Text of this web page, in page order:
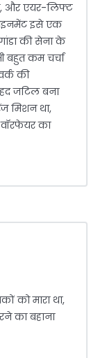
और एयर-लिफ्ट
इसे एक
की सेना के
बहुत कम चर्चा
की
जटिल बना
मिशन था,
का
को मारा था,
का बहाना